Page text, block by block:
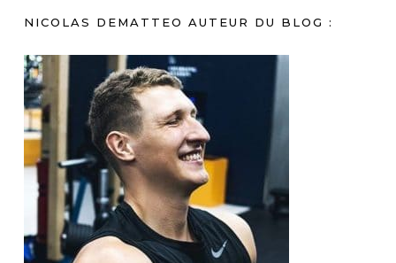
NICOLAS DEMATTEO AUTEUR DU BLOG :